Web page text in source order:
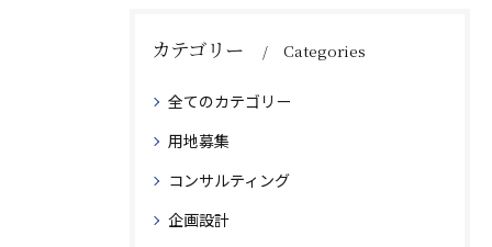
カテゴリー Categories
全てのカテゴリー
用地募集
コンサルティング
企画設計